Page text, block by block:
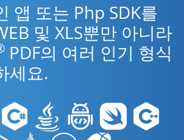
앱 또는 Php SDK를
및 XLS뿐만 아니라
PDF의 여러 인기 형식
세요.